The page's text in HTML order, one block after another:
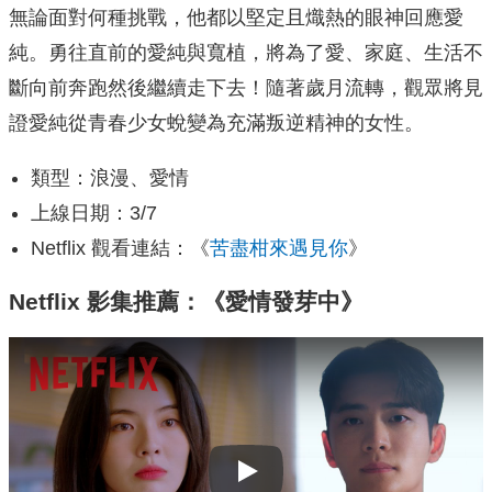
無論面對何種挑戰，他都以堅定且熾熱的眼神回應愛
純。勇往直前的愛純與寬植，將為了愛、家庭、生活不
斷向前奔跑然後繼續走下去！隨著歲月流轉，觀眾將見
證愛純從青春少女蛻變為充滿叛逆精神的女性。
類型：浪漫、愛情
上線日期：3/7
Netflix 觀看連結：《苦盡柑來遇見你》
Netflix 影集推薦：《愛情發芽中》
Play